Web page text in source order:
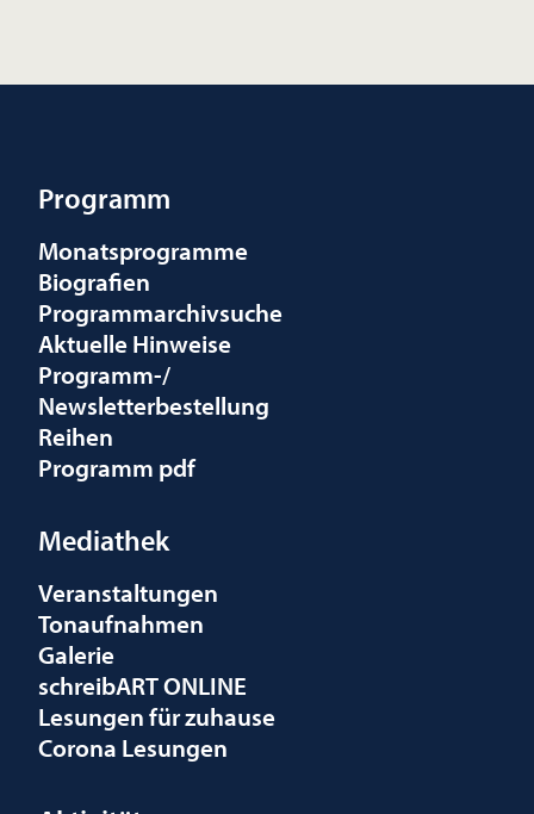
Programm
Monatsprogramme
Biografien
Programmarchivsuche
Aktuelle Hinweise
Programm-/
Newsletterbestellung
Reihen
Programm pdf
Mediathek
Veranstaltungen
Tonaufnahmen
Galerie
schreibART ONLINE
Lesungen für zuhause
Corona Lesungen